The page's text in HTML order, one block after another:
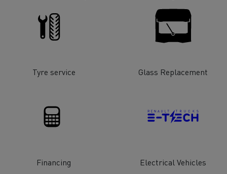
Tyre service Glass Replacement
Financing Electrical Vehicles